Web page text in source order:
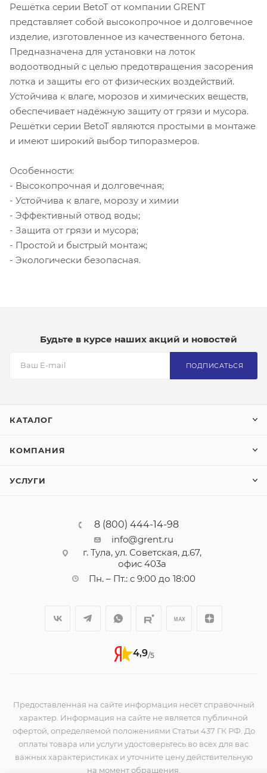
Решётка серии BetoT от компании GRENT
представляет собой высокопрочное и долговечное
изделие, изготовленное из качественного бетона.
Предназначена для установки на лоток
водоотводный с целью предотвращения засорения
лотка и защиты его от физических воздействий.
Устойчива к влаге, морозов и химических веществ,
обеспечивает надёжную защиту от грязи и мусора.
Решётки серии BetoT являются простыми в монтаже
и имеют широкий выбор типоразмеров.
Особенности:
- Высокопрочная и долговечная;
- Устойчива к влаге, морозу и химии
- Эффективный отвод воды;
- Защита от грязи и мусора;
- Простой и быстрый монтаж;
- Экологически безопасная.
Будьте в курсе наших акций и новостей
ПОДПИСАТЬСЯ
КАТАЛОГ
КОМПАНИЯ
УСЛУГИ
8 (800) 444-14-98
info@grent.ru
г. Тула, ул. Советская, д.67,
офис 403а
Пн. – Пт.: с 9:00 до 18:00
4,9/5
Предоставленная на сайте информация несёт справочный
характер. Информация на сайте не является публичной
офертой, определяемой положениями Статьи 437 ГК РФ. До
оплаты товара или услуги удостоверьтесь во всех для вас
важных характеристиках и уточните цену действительную
на момент обращения.